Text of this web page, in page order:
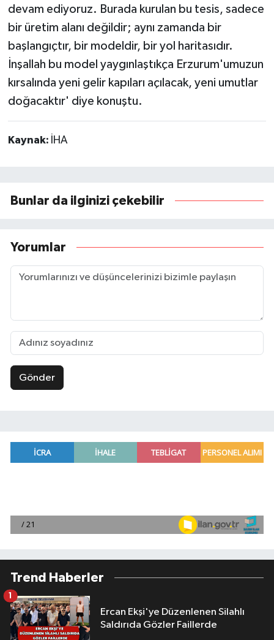
devam ediyoruz. Burada kurulan bu tesis, sadece
bir üretim alanı değildir; aynı zamanda bir
başlangıçtır, bir modeldir, bir yol haritasıdır.
İnşallah bu model yaygınlaştıkça Erzurum'umuzun
kırsalında yeni gelir kapıları açılacak, yeni umutlar
doğacaktır' diye konuştu.
Kaynak: İHA
Bunlar da ilginizi çekebilir
Yorumlar
Gönder
Trend Haberler
Ercan Ekşi'ye Düzenlenen Silahlı
Saldırıda Gözler Faillerde
1